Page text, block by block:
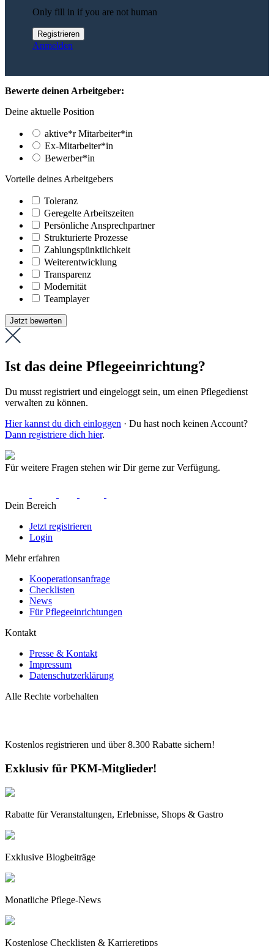
Only fill in if you are not human
Anmelden
Bewerte deinen Arbeitgeber:
Deine aktuelle Position
aktive*r Mitarbeiter*in
Ex-Mitarbeiter*in
Bewerber*in
Vorteile deines Arbeitgebers
Toleranz
Geregelte Arbeitszeiten
Persönliche Ansprechpartner
Strukturierte Prozesse
Zahlungs­pünktlichkeit
Weiter­entwicklung
Transparenz
Modernität
Teamplayer
Jetzt bewerten
Ist das deine Pflegeeinrichtung?
Du musst registriert und eingeloggt sein, um einen Pflegedienst
verwalten zu können.
Hier kannst du dich einloggen · Du hast noch keinen Account?
Dann registriere dich hier.
Für weitere Fragen stehen wir Dir gerne zur Verfügung.
Dein Bereich
Jetzt registrieren
Login
Mehr erfahren
Kooperationsanfrage
Checklisten
News
Für Pflegeeinrichtungen
Kontakt
Presse & Kontakt
Impressum
Datenschutzerklärung
Alle Rechte vorbehalten
Kostenlos registrieren und über8.300 Rabatte sichern!
Exklusiv für PKM-Mitglieder!
Rabatte für Veranstaltungen, Erlebnisse, Shops & Gastro
Exklusive Blogbeiträge
Monatliche Pflege-News
Kostenlose Checklisten & Karrieretipps